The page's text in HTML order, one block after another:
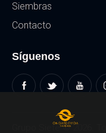
Siembras
Contacto
Síguenos
Grupo Siete© 2026.